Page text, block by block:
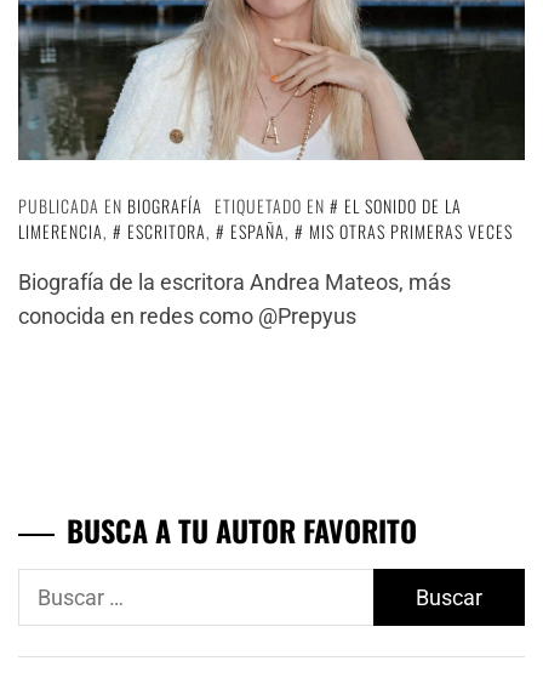
PUBLICADA EN BIOGRAFÍA ETIQUETADO EN
EL SONIDO DE LA
LIMERENCIA, ESCRITORA, ESPAÑA,
MIS OTRAS PRIMERAS VECES
Biografía de la escritora Andrea Mateos, más
conocida en redes como @Prepyus
BUSCA A TU AUTOR FAVORITO
Buscar: